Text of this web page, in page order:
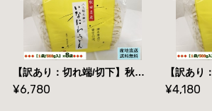
【訳あり：切れ端/切下】秋田名産【稲庭うどん】（５００g /袋）×８袋【手作り技法】【送料無料】
¥6,780 ¥4,180